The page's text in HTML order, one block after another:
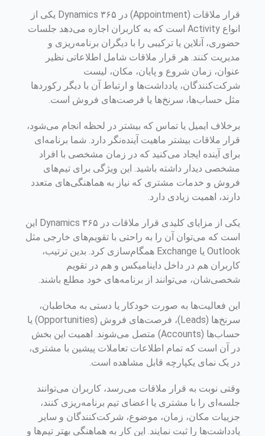
قرار ملاقات (Appointment) در Dynamics ۳۶۵ یکی از
انواع Activity است که به کاربران اجازه می‌دهد جلسات
حضوری، آنلاین یا ترکیبی را با دیگران برنامه‌ریزی و
مدیریت کنند. هر قرار ملاقات شامل اطلاعاتی نظیر
عنوان، زمان شروع و پایان، مکان، لیست
شرکت‌کنندگان، یادداشت‌ها و ارتباط آن با دیگر رکوردها
مثل حساب‌ها، سرنخ‌ها یا فرصت‌های فروش است.
برخلاف ایمیل یا تماس که بیشتر در لحظه انجام می‌شود،
قرار ملاقات بیشتر ماهیت آینده‌نگر دارد. شما برنامه‌ای
برای آینده ایجاد می‌کنید که در زمان مشخصی با افراد
مشخصی دیدار داشته باشید. این ویژگی برای تیم‌های
فروش و خدمات مشتری که نیاز به هماهنگی‌های متعدد
دارند، اهمیت زیادی دارد.
یکی از مزایای کلیدی قرار ملاقات در Dynamics ۳۶۵ این
است که می‌توان آن را به راحتی با تقویم‌های خارجی مثل
Outlook یا Exchange همگام‌سازی کرد. بدین ترتیب،
کاربران هم در داخل داینامیکس و هم در تقویم
شخصی‌شان، می‌توانند از برنامه‌های خود مطلع باشند.
این فعالیت‌ها به صورت خودکار یا دستی به مخاطبان،
سرنخ‌ها (Leads)، فرصت‌های فروش (Opportunities) یا
حساب‌ها (Accounts) متصل می‌شوند. اهمیت این بخش
در آن است که تمام اطلاعات تعاملات پیشین با مشتری،
در یک نمای یکپارچه قابل مشاهده است.
وقتی نوبت به قرار ملاقات می‌رسد، کاربران می‌توانند
جلسه‌ای را با مشتری یا اعضای تیم برنامه‌ریزی کنند،
جزییات مکان، زمان، موضوع، شرکت‌کنندگان و سایر
یادداشت‌ها را ثبت نمایند. این کار به هماهنگی بهتر تیم‌ها و